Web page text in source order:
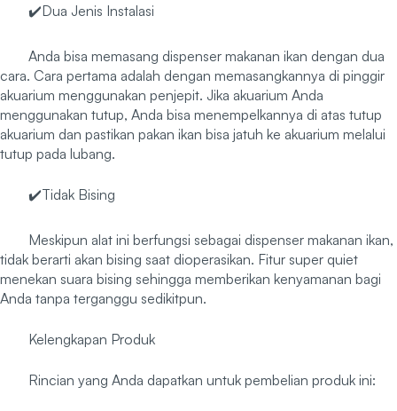
✔️Dua Jenis Instalasi
Anda bisa memasang dispenser makanan ikan dengan dua
cara. Cara pertama adalah dengan memasangkannya di pinggir
akuarium menggunakan penjepit. Jika akuarium Anda
menggunakan tutup, Anda bisa menempelkannya di atas tutup
akuarium dan pastikan pakan ikan bisa jatuh ke akuarium melalui
tutup pada lubang.
✔️Tidak Bising
Meskipun alat ini berfungsi sebagai dispenser makanan ikan,
tidak berarti akan bising saat dioperasikan. Fitur super quiet
menekan suara bising sehingga memberikan kenyamanan bagi
Anda tanpa terganggu sedikitpun.
Kelengkapan Produk
Rincian yang Anda dapatkan untuk pembelian produk ini: